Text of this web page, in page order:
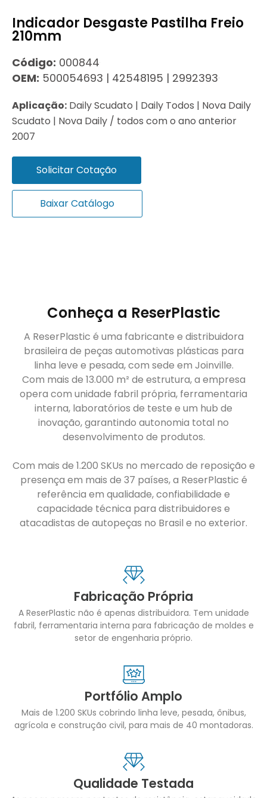
Indicador Desgaste Pastilha Freio
210mm
Código: 000844
OEM: 500054693 | 42548195 | 2992393
Aplicação: Daily Scudato | Daily Todos | Nova Daily
Scudato | Nova Daily / todos com o ano anterior
2007
Solicitar Cotação
Baixar Catálogo
Conheça a ReserPlastic
A ReserPlastic é uma fabricante e distribuidora
brasileira de peças automotivas plásticas para
linha leve e pesada, com sede em Joinville.
Com mais de 13.000 m² de estrutura, a empresa
opera com unidade fabril própria, ferramentaria
interna, laboratórios de teste e um hub de
inovação, garantindo autonomia total no
desenvolvimento de produtos.
Com mais de 1.200 SKUs no mercado de reposição e
presença em mais de 37 países, a ReserPlastic é
referência em qualidade, confiabilidade e
capacidade técnica para distribuidores e
atacadistas de autopeças no Brasil e no exterior.
Fabricação Própria
A ReserPlastic não é apenas distribuidora. Tem unidade
fabril, ferramentaria interna para fabricação de moldes e
setor de engenharia próprio.
Portfólio Amplo
Mais de 1.200 SKUs cobrindo linha leve, pesada, ônibus,
agrícola e construção civil, para mais de 40 montadoras.
Qualidade Testada